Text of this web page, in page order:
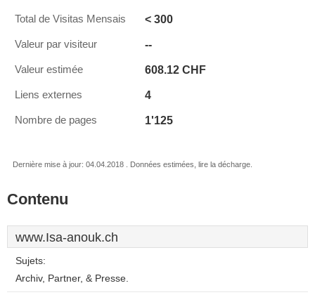
Total de Visitas Mensais < 300
Valeur par visiteur --
Valeur estimée 608.12 CHF
Liens externes 4
Nombre de pages 1'125
Dernière mise à jour: 04.04.2018 . Données estimées, lire la décharge.
Contenu
www.Isa-anouk.ch
Sujets:
Archiv, Partner, & Presse.